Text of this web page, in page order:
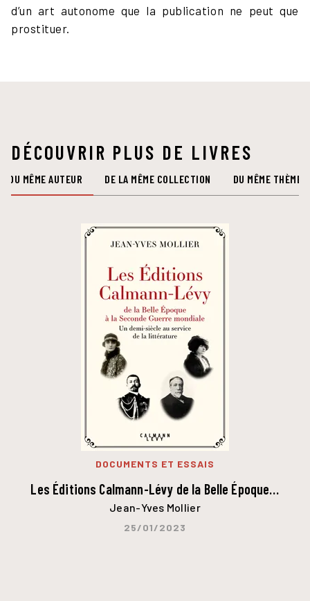
d’un art autonome que la publication ne peut que
prostituer.
DÉCOUVRIR PLUS DE LIVRES
DU MÊME AUTEUR DE LA MÊME COLLECTION DU MÊME THÈME
DOCUMENTS ET ESSAIS
Les Éditions Calmann-Lévy de la Belle Époque…
Jean-Yves Mollier
25/01/2023